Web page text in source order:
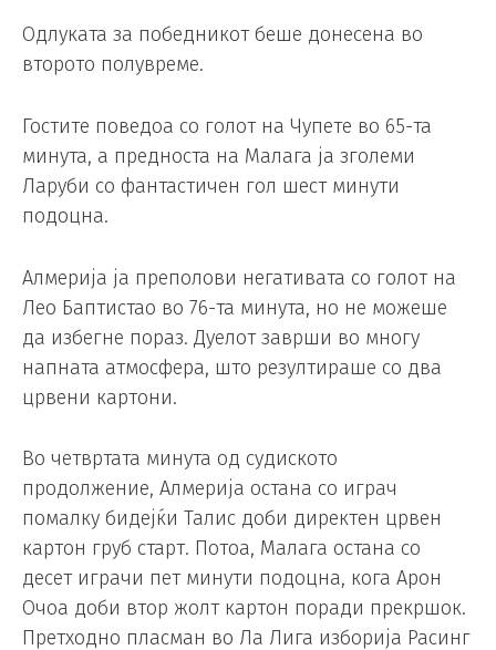
Одлуката за победникот беше донесена во
второто полувреме.
Гостите поведоа со голот на Чупете во 65-та
минута, а предноста на Малага ја зголеми
Ларуби со фантастичен гол шест минути
подоцна.
Алмерија ја преполови негативата со голот на
Лео Баптистао во 76-та минута, но не можеше
да избегне пораз. Дуелот заврши во многу
напната атмосфера, што резултираше со два
црвени картони.
Во четвртата минута од судиското
продолжение, Алмерија остана со играч
помалку бидејќи Талис доби директен црвен
картон груб старт. Потоа, Малага остана со
десет играчи пет минути подоцна, кога Арон
Очоа доби втор жолт картон поради прекршок.
Претходно пласман во Ла Лига изборија Расинг